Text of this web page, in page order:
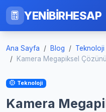
YENİBİRHESAP
Ana Sayfa Blog
Teknoloji
Kamera Megapiksel
Teknoloji
Kamera